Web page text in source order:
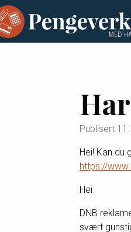
Publisert
Hei! Kan du
https://
Hei
DNB
svært